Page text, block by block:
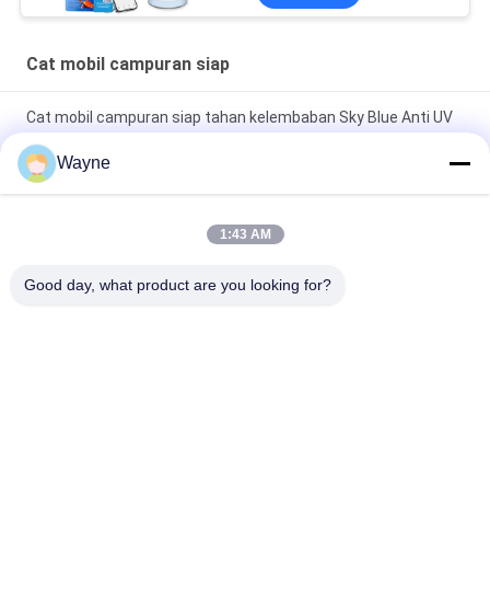
Cat mobil campuran siap
Cat mobil campuran siap tahan kelembaban Sky Blue Anti UV
Multi Fungsi
Cat mobil hijau terang tahan cuaca siap dicampur cat
Nontoxic
Wayne
1:43 AM
Good day, what product are you looking for?